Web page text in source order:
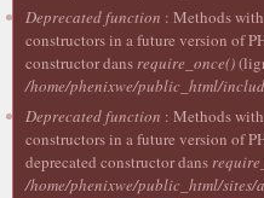
Deprecated function : Methods
constructors in a future version of
constructor dansrequire_once()
/home/phenixwe/public_html/
Deprecated function : Methods
constructors in a future version of
deprecated constructor dans
/home/phenixwe/public_html/